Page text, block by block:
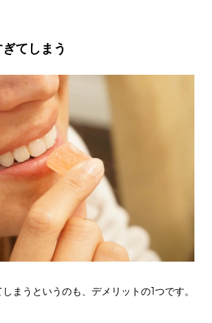
てしまう
まうというのも、デメリットの1つです。